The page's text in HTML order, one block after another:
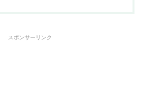
スポンサーリンク